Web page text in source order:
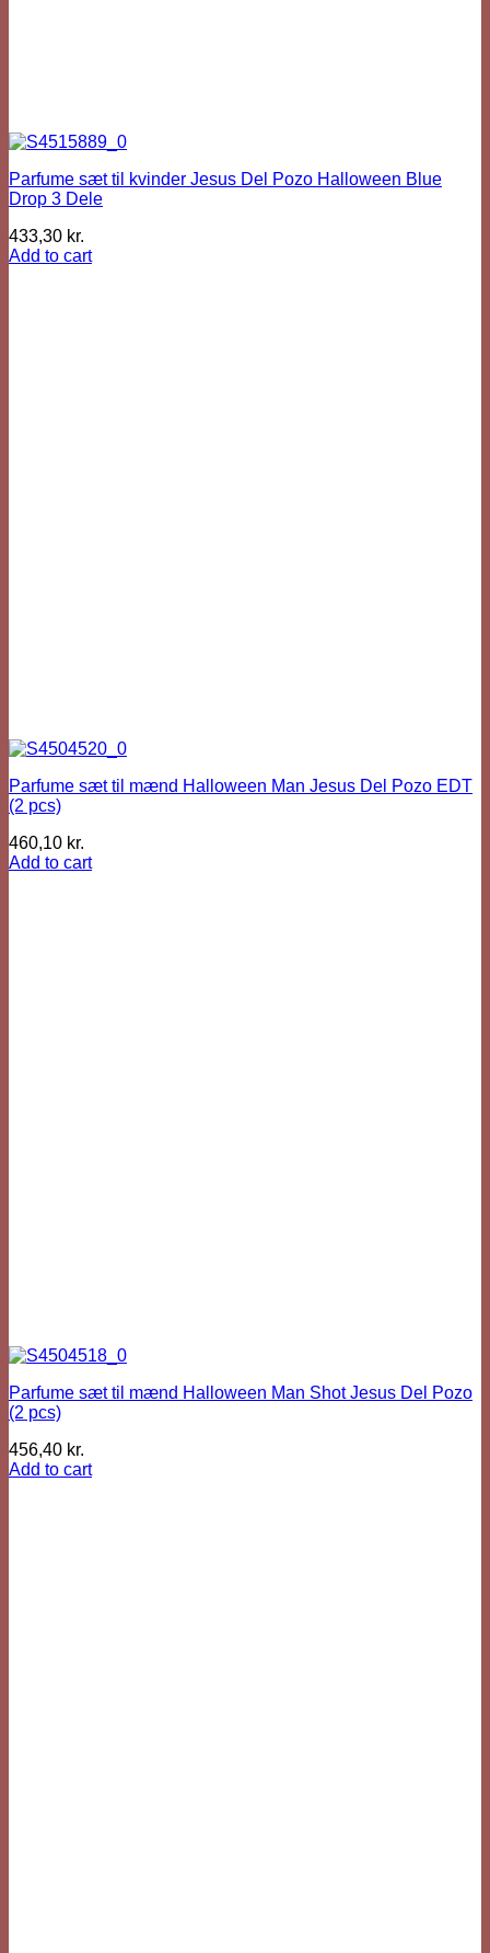
Parfume sæt til kvinder Jesus Del Pozo Halloween Blue
Drop 3 Dele
433,30 kr.
Add to cart
Parfume sæt til mænd Halloween Man Jesus Del Pozo EDT
(2 pcs)
460,10 kr.
Add to cart
Parfume sæt til mænd Halloween Man Shot Jesus Del Pozo
(2 pcs)
456,40 kr.
Add to cart